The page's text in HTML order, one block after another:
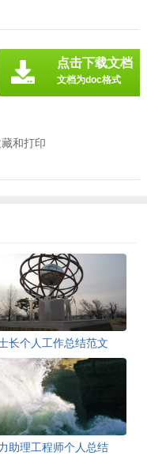
和打印
点击下载文档
文档为doc格式
长个人工作总结范文
助理工程师个人总结